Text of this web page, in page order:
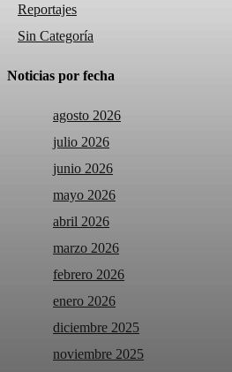
Reportajes
Sin Categoría
Noticias por fecha
agosto 2026
julio 2026
junio 2026
mayo 2026
abril 2026
marzo 2026
febrero 2026
enero 2026
diciembre 2025
noviembre 2025